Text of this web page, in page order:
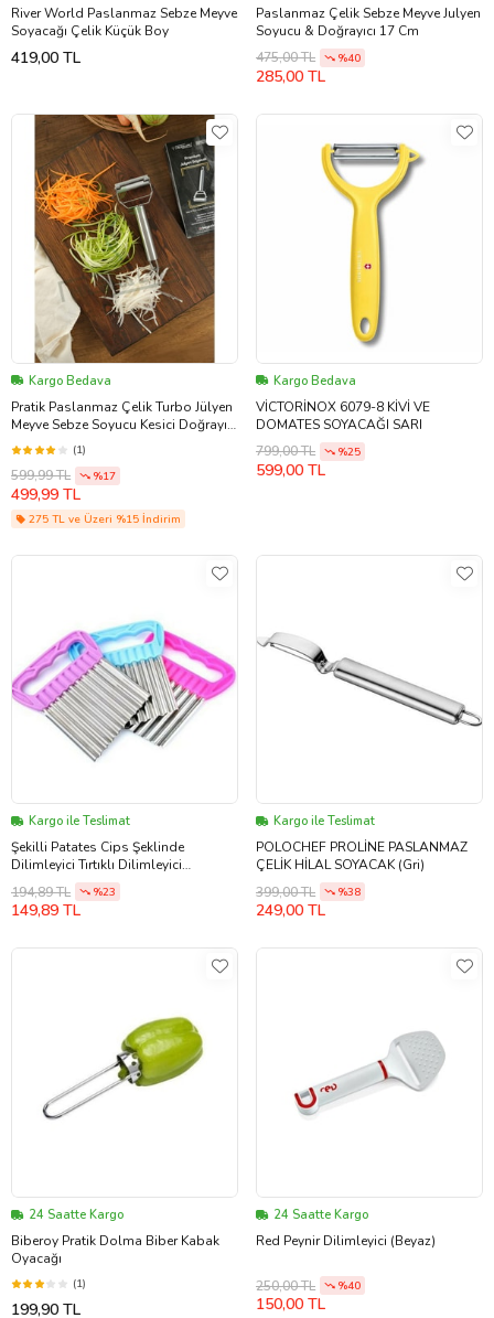
River World Paslanmaz Sebze Meyve
Soyacağı Çelik Küçük Boy
419,00 TL
Paslanmaz Çelik Sebze Meyve Julyen
Soyucu & Doğrayıcı 17 Cm
475,00 TL
%40
285,00 TL
Kargo Bedava
Pratik Paslanmaz Çelik Turbo Jülyen
Meyve Sebze Soyucu Kesici Doğrayıcı
Mutfak Gereçleri
(1)
599,99 TL %17
499,99 TL
275 TL ve Üzeri %15 İndirim
Kargo Bedava
VİCTORİNOX 6079-8 KİVİ VE
DOMATES SOYACAĞI SARI
799,00 TL
%25
599,00 TL
Kargo ile Teslimat
Şekilli Patates Cips Şeklinde
Dilimleyici Tırtıklı Dilimleyici
(Renksiz)
194,89 TL %23
149,89 TL
Kargo ile Teslimat
POLOCHEF PROLİNE PASLANMAZ
ÇELİK HİLAL SOYACAK (Gri)
399,00 TL
%38
249,00 TL
24 Saatte Kargo
Biberoy Pratik Dolma Biber Kabak
Oyacağı
(1)
199,90 TL
24 Saatte Kargo
Red Peynir Dilimleyici (Beyaz)
250,00 TL %40
150,00 TL